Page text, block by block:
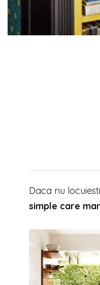
Daca nu
simple care